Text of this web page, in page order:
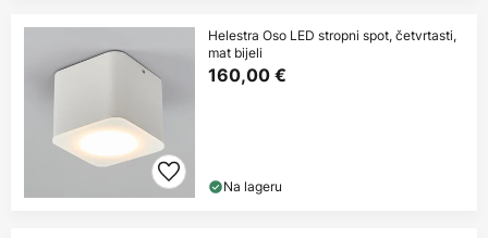
Helestra Oso LED stropni spot, četvrtasti,
mat bijeli
160,00 €
Na lageru